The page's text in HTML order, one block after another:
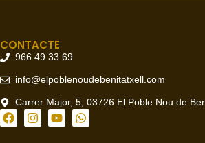
CONTACTE
966 49 33 69
info@elpoblenoudebenitatxell.com
Carrer Major, 5, 03726 El Poble Nou de